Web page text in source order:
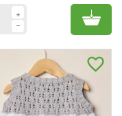
Add
favorite_border